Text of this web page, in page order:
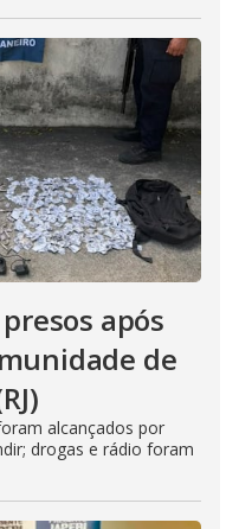
após
de
alcançados por
drogas e rádio foram